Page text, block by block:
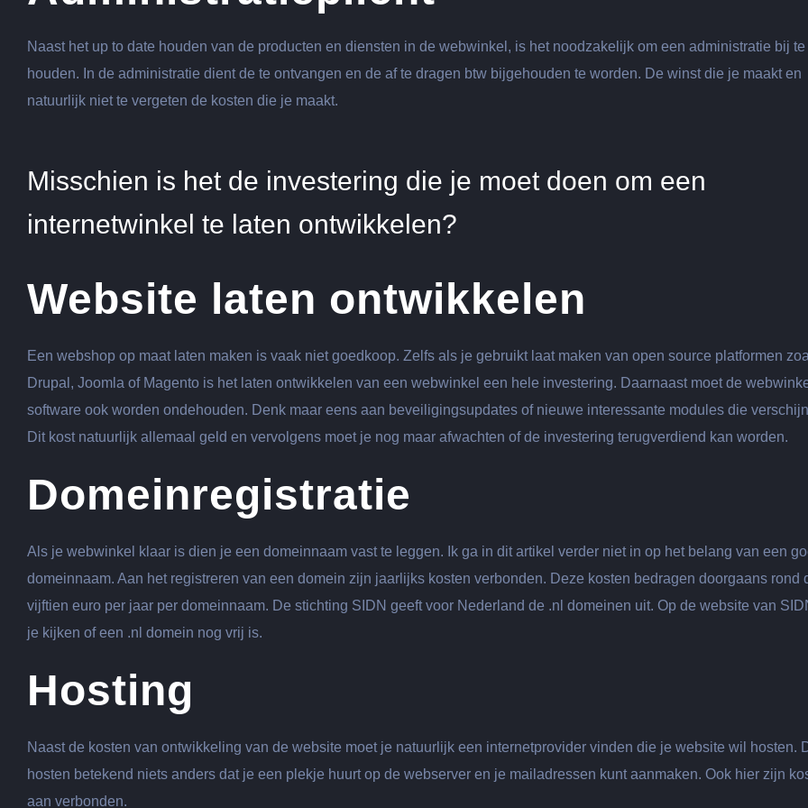
Naast het up to date houden van de producten en diensten in de webwinkel, is het noodzakelijk om een administratie bij te
houden. In de administratie dient de te ontvangen en de af te dragen btw bijgehouden te worden. De winst die je maakt en
natuurlijk niet te vergeten de kosten die je maakt.
Misschien is het de investering die je moet doen om een
internetwinkel te laten ontwikkelen?
Website laten ontwikkelen
Een webshop op maat laten maken is vaak niet goedkoop. Zelfs als je gebruikt laat maken van open source platformen
Drupal, Joomla of Magento is het laten ontwikkelen van een webwinkel een hele investering. Daarnaast moet de
software ook worden ondehouden. Denk maar eens aan beveiligingsupdates of nieuwe interessante modules die
Dit kost natuurlijk allemaal geld en vervolgens moet je nog maar afwachten of de investering terugverdiend kan worden.
Domeinregistratie
Als je webwinkel klaar is dien je een domeinnaam vast te leggen. Ik ga in dit artikel verder niet in op het belang van een
domeinnaam. Aan het registreren van een domein zijn jaarlijks kosten verbonden. Deze kosten bedragen doorgaans rond
vijftien euro per jaar per domeinnaam. De stichting SIDN geeft voor Nederland de .nl domeinen uit. Op de website van
je kijken of een .nl domein nog vrij is.
Hosting
Naast de kosten van ontwikkeling van de website moet je natuurlijk een internetprovider vinden die je website wil hosten.
hosten betekend niets anders dat je een plekje huurt op de webserver en je mailadressen kunt aanmaken. Ook hier zijn
aan verbonden.